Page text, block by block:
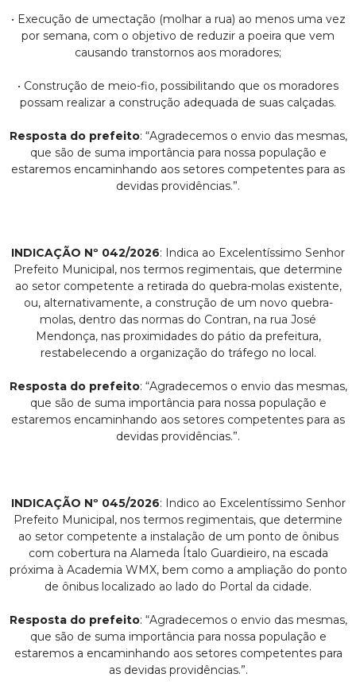
• Execução de umectação (molhar a rua) ao menos uma vez
por semana, com o objetivo de reduzir a poeira que vem
causando transtornos aos moradores;
• Construção de meio-fio, possibilitando que os moradores
possam realizar a construção adequada de suas calçadas.
Resposta do prefeito: “Agradecemos o envio das mesmas,
que são de suma importância para nossa população e
estaremos encaminhando aos setores competentes para as
devidas providências.”.
INDICAÇÃO Nº 042/2026: Indica ao Excelentíssimo Senhor
Prefeito Municipal, nos termos regimentais, que determine
ao setor competente a retirada do quebra-molas existente,
ou, alternativamente, a construção de um novo quebra-
molas, dentro das normas do Contran, na rua José
Mendonça, nas proximidades do pátio da prefeitura,
restabelecendo a organização do tráfego no local.
Resposta do prefeito: “Agradecemos o envio das mesmas,
que são de suma importância para nossa população e
estaremos encaminhando aos setores competentes para as
devidas providências.”.
INDICAÇÃO Nº 045/2026: Indico ao Excelentíssimo Senhor
Prefeito Municipal, nos termos regimentais, que determine
ao setor competente a instalação de um ponto de ônibus
com cobertura na Alameda Ítalo Guardieiro, na escada
próxima à Academia WMX, bem como a ampliação do ponto
de ônibus localizado ao lado do Portal da cidade.
Resposta do prefeito: “Agradecemos o envio das mesmas,
que são de suma importância para nossa população e
estaremos a encaminhando aos setores competentes para
as devidas providências.”.